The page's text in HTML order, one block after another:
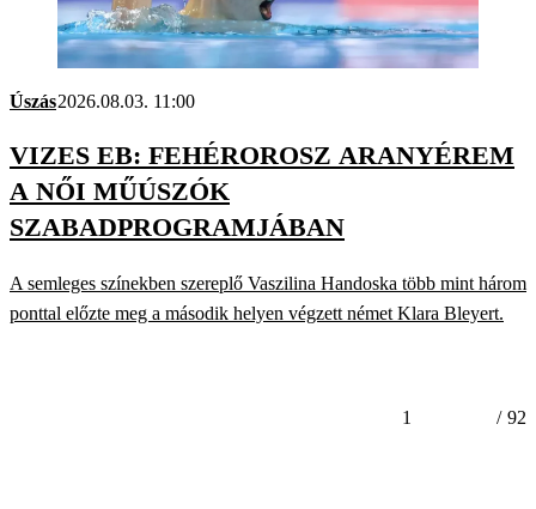
Úszás2026.08.03. 11:00
VIZES EB: FEHÉROROSZ ARANYÉREM
A NŐI MŰÚSZÓK
SZABADPROGRAMJÁBAN
A semleges színekben szereplő Vaszilina Handoska több mint három
ponttal előzte meg a második helyen végzett német Klara Bleyert.
1 / 92